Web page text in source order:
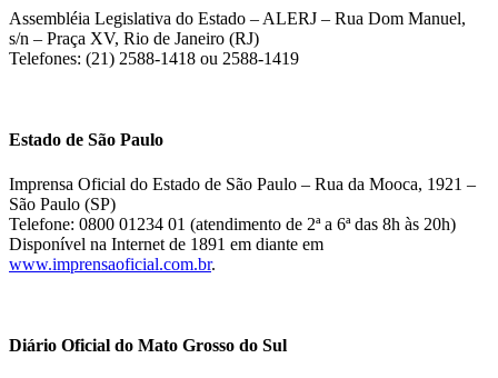
Assembléia Legislativa do Estado – ALERJ – Rua Dom Manuel,
s/n – Praça XV, Rio de Janeiro (RJ)
Telefones: (21) 2588-1418 ou 2588-1419
Estado de São Paulo
Imprensa Oficial do Estado de São Paulo – Rua da Mooca, 1921 –
São Paulo (SP)
Telefone: 0800 01234 01 (atendimento de 2ª a 6ª das 8h às 20h)
Disponível na Internet de 1891 em diante em
www.imprensaoficial.com.br.
Diário Oficial do Mato Grosso do Sul